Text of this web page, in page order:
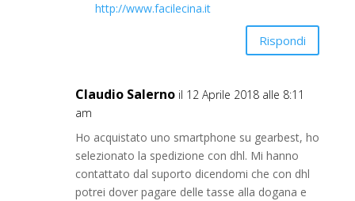
http://www.facilecina.it
Rispondi
Claudio Salerno il 12 Aprile 2018 alle 8:11
am
Ho acquistato uno smartphone su gearbest, ho
selezionato la spedizione con dhl. Mi hanno
contattato dal suporto dicendomi che con dhl
potrei dover pagare delle tasse alla dogana e